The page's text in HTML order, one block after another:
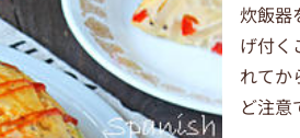
炊飯器
げ付く
れてか
ど注意